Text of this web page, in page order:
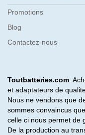
Promotions
Blog
Contactez-nous
Toutbatteries.com:
et adaptateurs de
Nous ne vendons que
sommes convaincus
celle ci nous permet de
De la production au